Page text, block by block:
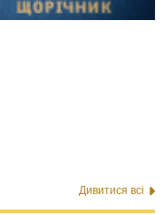
Дивитися всі